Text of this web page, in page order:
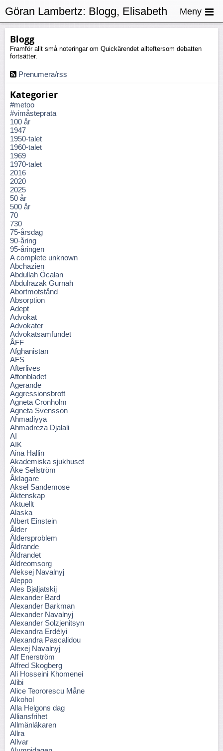
Blogg
Framför allt små noteringar om Quickärendet allteftersom debatten
fortsätter.
Prenumera/rss
Kategorier
#metoo
#vimåsteprata
100 år
1947
1950-talet
1960-talet
1969
1970-talet
2016
2020
2025
50 år
500 år
70
730
75-årsdag
90-åring
95-åringen
A complete unknown
Abchazien
Abdullah Öcalan
Abdulrazak Gurnah
Abortmotstånd
Absorption
Adept
Advokat
Advokater
Advokatsamfundet
ÅFF
Afghanistan
AFS
Afterlives
Aftonbladet
Agerande
Aggressionsbrott
Agneta Cronholm
Agneta Svensson
Ahmadiyya
Ahmadreza Djalali
AI
AIK
Aina Hallin
Akademiska sjukhuset
Åke Sellström
Åklagare
Aksel Sandemose
Äktenskap
Aktuellt
Alaska
Albert Einstein
Ålder
Åldersproblem
Åldrande
Åldrandet
Äldreomsorg
Aleksej Navalnyj
Aleppo
Ales Bjaljatskij
Alexander Bard
Alexander Barkman
Alexander Navalnyj
Alexander Solzjenitsyn
Alexandra Erdélyi
Alexandra Pascalidou
Alexej Navalnyj
Alf Enerström
Alfred Skogberg
Ali Hosseini Khomenei
Alibi
Alice Teororescu Måne
Alkohol
Alla Helgons dag
Alliansfrihet
Allmänläkaren
Allra
Allvar
Göran Lambertz: Blogg, Elisabeth
Åsbrink
Meny